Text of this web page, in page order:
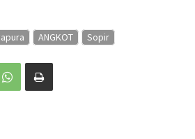
ANGKOT Sopir